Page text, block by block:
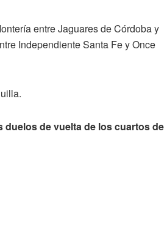
entre Jaguares de Córdoba y
Independiente Santa Fe y Once
de vuelta de los cuartos de